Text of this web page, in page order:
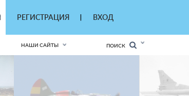
РЕГИСТРАЦИЯ ВХОД
НАШИ САЙТЫ ПОИСК